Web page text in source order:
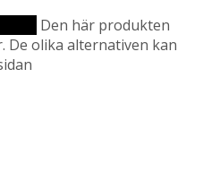
Den här produkten
De olika alternativen kan